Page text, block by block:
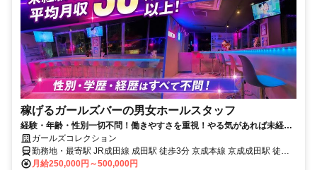
稼げるガールズバーの男女ホールスタッフ
経験・年齢・性別一切不問！働きやすさを重視！やる気があれば未経験
からでも総支給38万円～可能！
ガールズコレクション
勤務地・最寄駅 JR成田線 成田駅 徒歩3分 京成本線 京成成田駅 徒歩
１分 JR総武本線 佐倉駅 車で15分 成田エリアを中心に都賀、四街
月給250,000円～500,000円